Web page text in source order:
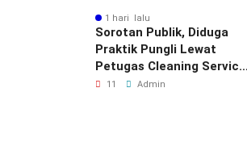
1 hari lalu
Sorotan Publik, Diduga
Praktik Pungli Lewat
Petugas Cleaning Service
Samsat Timur
11 Admin